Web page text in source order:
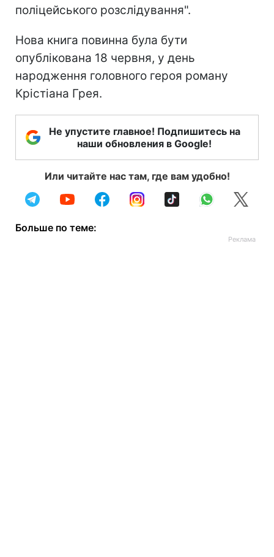
поліцейського розслідування".
Нова книга повинна була бути
опублікована 18 червня, у день
народження головного героя роману
Крістіана Грея.
Не упустите главное! Подпишитесь на
наши обновления в Google!
Или читайте нас там, где вам удобно!
Больше по теме: